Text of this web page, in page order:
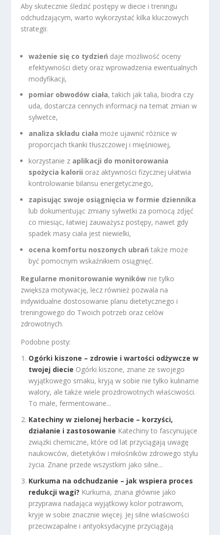
Aby skutecznie śledzić postępy w diecie i treningu
odchudzającym, warto wykorzystać kilka kluczowych
strategii:
ważenie się co tydzień daje możliwość oceny
efektywności diety oraz wprowadzenia ewentualnych
modyfikacji,
pomiar obwodów ciała, takich jak talia, biodra czy
uda, dostarcza cennych informacji na temat zmian w
sylwetce,
analiza składu ciała może ujawnić różnice w
proporcjach tkanki tłuszczowej i mięśniowej,
korzystanie z aplikacji do monitorowania
spożycia kalorii oraz aktywności fizycznej ułatwia
kontrolowanie bilansu energetycznego,
zapisując swoje osiągnięcia w formie dziennika
lub dokumentując zmiany sylwetki za pomocą zdjęć
co miesiąc, łatwiej zauważysz postępy, nawet gdy
spadek masy ciała jest niewielki,
ocena komfortu noszonych ubrań także może
być pomocnym wskaźnikiem osiągnięć.
Regularne monitorowanie wyników nie tylko
zwiększa motywację, lecz również pozwala na
indywidualne dostosowanie planu dietetycznego i
treningowego do Twoich potrzeb oraz celów
zdrowotnych.
Podobne posty:
Ogórki kiszone – zdrowie i wartości odżywcze w
twojej diecie Ogórki kiszone, znane ze swojego
wyjątkowego smaku, kryją w sobie nie tylko kulinarne
walory, ale także wiele prozdrowotnych właściwości.
To małe, fermentowane...
Katechiny w zielonej herbacie – korzyści,
działanie i zastosowanie Katechiny to fascynujące
związki chemiczne, które od lat przyciągają uwagę
naukowców, dietetyków i miłośników zdrowego stylu
życia. Znane przede wszystkim jako silne...
Kurkuma na odchudzanie – jak wspiera proces
redukcji wagi? Kurkuma, znana głównie jako
przyprawa nadająca wyjątkowy kolor potrawom,
kryje w sobie znacznie więcej. Jej silne właściwości
przeciwzapalne i antyoksydacyjne przyciągają